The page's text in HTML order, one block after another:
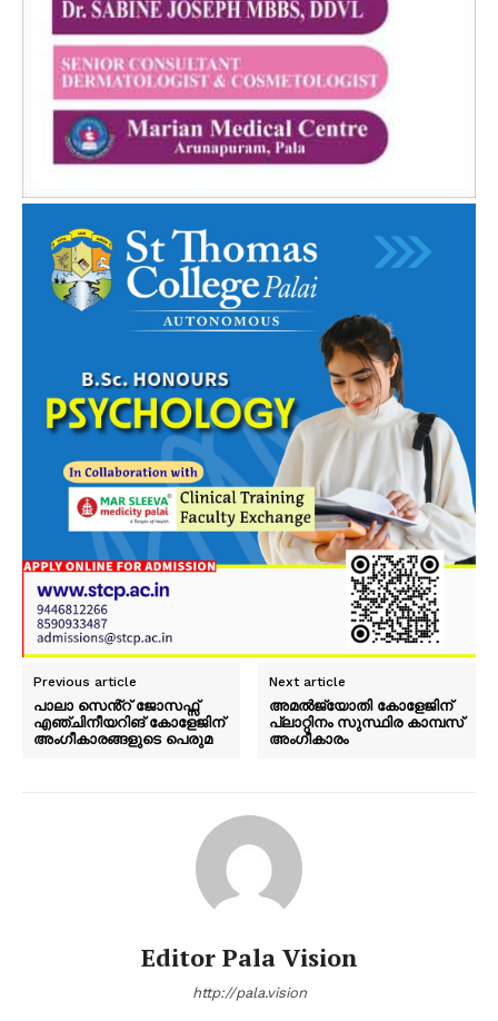
Previous article
പാലാ സെൻ്റ് ജോസഫ്സ്
എഞ്ചിനീയറിങ് കോളേജിന്
അംഗീകാരങ്ങളുടെ പെരുമ
Next article
അമൽജ്യോതി കോളേജിന്
പ്ലാറ്റിനം സുസ്ഥിര കാമ്പസ്
അംഗീകാരം
Editor Pala Vision
http://pala.vision